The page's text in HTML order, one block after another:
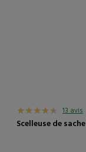
13 avis
Scelleuse de